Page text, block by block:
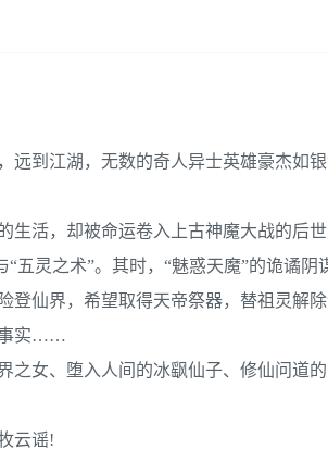
到江湖，无数的奇人异士英雄豪杰如
活，却被命运卷入上古神魔大战的后
五灵之术”。其时，“魅惑天魔”的诡谲
仙界，希望取得天帝祭器，替祖灵解除
事实……
之女、堕入人间的冰飖仙子、修仙问
云谣!